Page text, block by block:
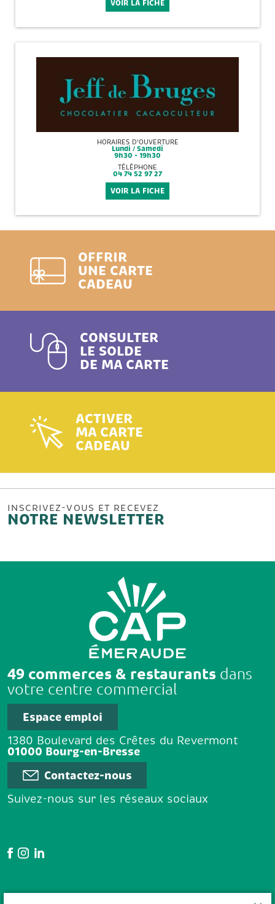
VOIR LA FICHE
HORAIRES D'OUVERTURE
Lundi / Samedi
9h30 - 19h30
TÉLÉPHONE
04 74 52 97 27
VOIR LA FICHE
OFFRIR
UNE CARTE
CADEAU
CONSULTER
LE SOLDE
DE MA CARTE
ACTIVER
MA CARTE
CADEAU
INSCRIVEZ-VOUS ET RECEVEZ
NOTRE NEWSLETTER
49 commerces & restaurants dans
votre centre commercial
Espace emploi
1380 Boulevard des Crêtes du Revermont
01000 Bourg-en-Bresse
Contactez-nous
Suivez-nous sur les réseaux sociaux